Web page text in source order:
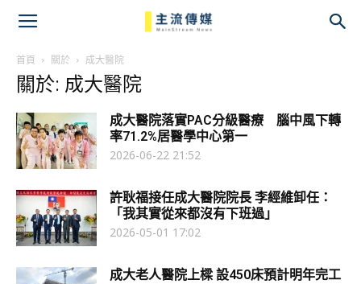
首頁 關於 成大醫院
關於: 成大醫院
成大醫院落實PAC分級醫療 腦中風下轉
率71.2%居醫學中心第一
2026-06-22 21:52
許耿福接任成大醫院院長 李經維卸任：
「我其實從來都沒有下班過」
2026-05-01 17:02
成大老人醫院上樑 設450床預計明年完工